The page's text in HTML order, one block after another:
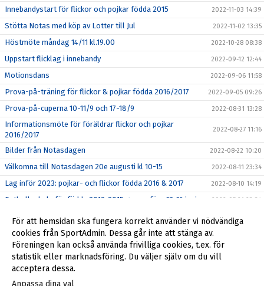
Innebandystart för flickor och pojkar födda 2015 2022-11-03 14:39
Stötta Notas med köp av Lotter till Jul 2022-11-02 13:35
Höstmöte måndag 14/11 kl.19.00 2022-10-28 08:38
Uppstart flicklag i innebandy 2022-09-12 12:44
Motionsdans 2022-09-06 11:58
Prova-på-träning för flickor & pojkar födda 2016/2017 2022-09-05 09:26
Prova-på-cuperna 10-11/9 och 17-18/9 2022-08-31 13:28
Informationsmöte för föräldrar flickor och pojkar
2016/2017
2022-08-27 11:16
Bilder från Notasdagen 2022-08-22 10:20
Välkomna till Notasdagen 20e augusti kl 10-15 2022-08-11 23:34
Lag inför 2023: pojkar- och flickor födda 2016 & 2017 2022-08-10 14:19
Fotbollsskola för födda 2013-2015 genomförs 13-16 juni 2022-05-21 23:34
Boll & Lek - för barn födda 2016/2017 2022-05-01 20:38
Välkommen på årsmöte 2022-04-25 19:54
Notas höll årsmöte - Lars stipendiat 2022-04-25 08:31
För att hemsidan ska fungera korrekt använder vi nödvändiga
cookies från SportAdmin. Dessa går inte att stänga av.
Föreningen kan också använda frivilliga cookies, t.ex. för
statistik eller marknadsföring. Du väljer själv om du vill
acceptera dessa.
Anpassa dina val